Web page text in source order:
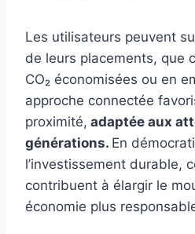
Les utilisateurs peuvent
de leurs placements, que
CO₂ économisées ou en
approche connectée
proximité, adaptée aux
générations. En
l’investissement durable,
contribuent à élargir le
économie plus